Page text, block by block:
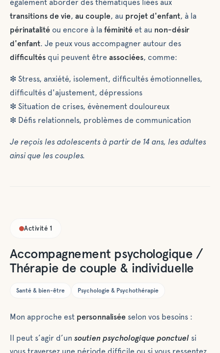
également aborder des thématiques liées aux
transitions de vie, au couple, au projet d'enfant, à la
périnatalité ou encore à la féminité et au non-désir
d'enfant. Je peux vous accompagner autour des
difficultés qui peuvent être associées, comme:
❇ Stress, anxiété, isolement, difficultés émotionnelles,
difficultés d'ajustement, dépressions
❇ Situation de crises, évènement douloureux
❇ Défis relationnels, problèmes de communication
Je reçois les adolescents à partir de 14 ans, les adultes
ainsi que les couples.
Activité 1
Accompagnement psychologique /
Thérapie de couple & individuelle
Santé & bien-être Psychologie & Psychothérapie
Mon approche est personnalisée selon vos besoins :
Il peut s’agir d’un soutien psychologique ponctuel si